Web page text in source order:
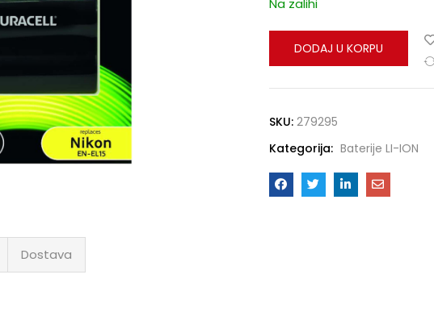
Na zalihi
DODAJ U KORPU
SKU: 279295
Kategorija: Baterije LI-ION
Dostava